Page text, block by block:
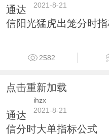
2021-8-21
通达
信阳光猛虎出笼分时
2582
点击重新加载
ihzx
2021-8-21
通达
信分时大单指标公式